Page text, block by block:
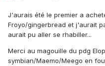
J'aurais été le premier a
Froyo/gingerbread et j'aurait
aurait pu aller se rhabiller...
Merci au magouille du pdg
symbian/Maemo/Meego en